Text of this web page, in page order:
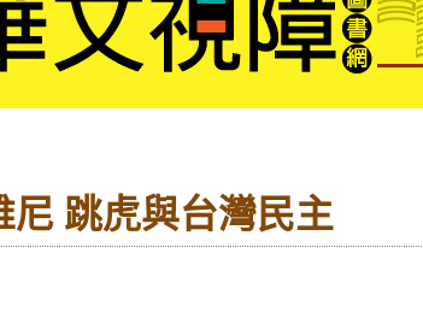
尼 跳虎與台灣民主